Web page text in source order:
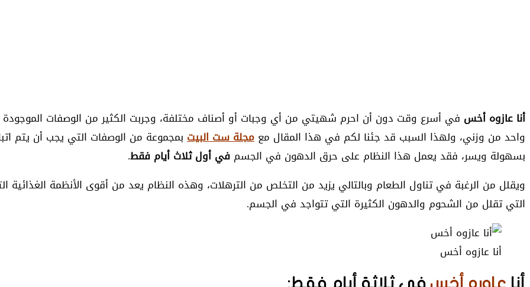
أنا عازوه أخس في أسرع وقت دون أن احرم شهيتي من أي وجبات أو أصناف مختلفة، وجربت الكثير من الوصفات الموجودة
واحد من وزني، ولهذا السبب قد جئنا لكم في هذا المقال مع مجلة ست البيت بمجموعة من الوصفات التي يجب أن يتم
بسهولة ويسر، فقد يعمل هذا النظام على حرق الدهون في الجسم في أول ثلاث أيام فقط.
ويقلل من الرغبة في تناول الطعام وبالتالي يزيد من التخلص من الترهلات، وهذه النظام يعد من أقوى الأنظمة الغذائية
التي تقلل من الشحوم والدهون الكثيرة التي تتواجد في الجسم.
أنا عازوه أخس